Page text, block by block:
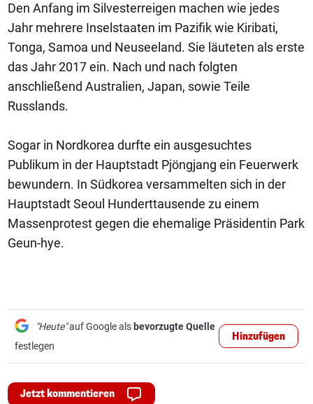
Den Anfang im Silvesterreigen machen wie jedes
Jahr mehrere Inselstaaten im Pazifik wie Kiribati,
Tonga, Samoa und Neuseeland. Sie läuteten als erste
das Jahr 2017 ein. Nach und nach folgten
anschließend Australien, Japan, sowie Teile
Russlands.
Sogar in Nordkorea durfte ein ausgesuchtes
Publikum in der Hauptstadt Pjöngjang ein Feuerwerk
bewundern. In Südkorea versammelten sich in der
Hauptstadt Seoul Hunderttausende zu einem
Massenprotest gegen die ehemalige Präsidentin Park
Geun-hye.
"Heute"auf Google als bevorzugte Quelle
festlegen
Hinzufügen
Jetzt kommentieren